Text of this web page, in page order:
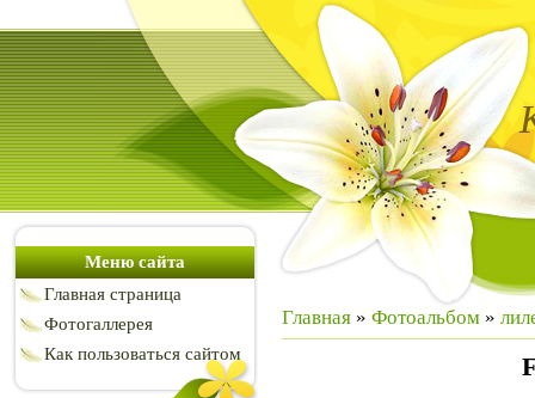
Меню сайта
Главная страница
Фотогаллерея
Как пользоваться сайтом
Главная » Фотоальбом »